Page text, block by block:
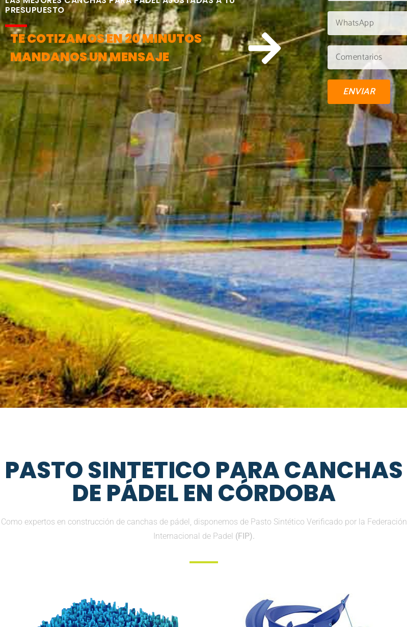
PRESUPUESTO
TE COTIZAMOS EN 20 MINUTOS
MANDANOS UN MENSAJE
ENVIAR
PASTO SINTETICO PARA CANCHAS
DE PÁDEL EN CÓRDOBA
Como expertos en construcción de canchas de pádel, disponemos de Pasto Sintético Verificado por la Federación
Internacional de Padel (FIP).